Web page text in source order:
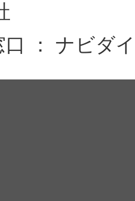
： ナビダ